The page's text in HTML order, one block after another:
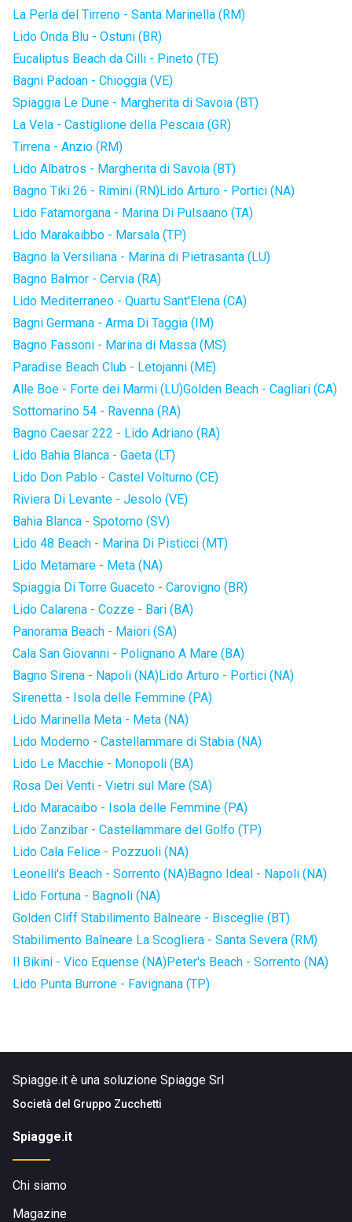
La Perla del Tirreno - Santa Marinella (RM)
Lido Onda Blu - Ostuni (BR)
Eucaliptus Beach da Cilli - Pineto (TE)
Bagni Padoan - Chioggia (VE)
Spiaggia Le Dune - Margherita di Savoia (BT)
La Vela - Castiglione della Pescaia (GR)
Tirrena - Anzio (RM)
Lido Albatros - Margherita di Savoia (BT)
Bagno Tiki 26 - Rimini (RN)Lido Arturo - Portici (NA)
Lido Fatamorgana - Marina Di Pulsaano (TA)
Lido Marakaibbo - Marsala (TP)
Bagno la Versiliana - Marina di Pietrasanta (LU)
Bagno Balmor - Cervia (RA)
Lido Mediterraneo - Quartu Sant'Elena (CA)
Bagni Germana - Arma Di Taggia (IM)
Bagno Fassoni - Marina di Massa (MS)
Paradise Beach Club - Letojanni (ME)
Alle Boe - Forte dei Marmi (LU)Golden Beach - Cagliari (CA)
Sottomarino 54 - Ravenna (RA)
Bagno Caesar 222 - Lido Adriano (RA)
Lido Bahia Blanca - Gaeta (LT)
Lido Don Pablo - Castel Volturno (CE)
Riviera Di Levante - Jesolo (VE)
Bahia Blanca - Spotorno (SV)
Lido 48 Beach - Marina Di Pisticci (MT)
Lido Metamare - Meta (NA)
Spiaggia Di Torre Guaceto - Carovigno (BR)
Lido Calarena - Cozze - Bari (BA)
Panorama Beach - Maiori (SA)
Cala San Giovanni - Polignano A Mare (BA)
Bagno Sirena - Napoli (NA)Lido Arturo - Portici (NA)
Sirenetta - Isola delle Femmine (PA)
Lido Marinella Meta - Meta (NA)
Lido Moderno - Castellammare di Stabia (NA)
Lido Le Macchie - Monopoli (BA)
Rosa Dei Venti - Vietri sul Mare (SA)
Lido Maracaibo - Isola delle Femmine (PA)
Lido Zanzibar - Castellammare del Golfo (TP)
Lido Cala Felice - Pozzuoli (NA)
Leonelli's Beach - Sorrento (NA)Bagno Ideal - Napoli (NA)
Lido Fortuna - Bagnoli (NA)
Golden Cliff Stabilimento Balneare - Bisceglie (BT)
Stabilimento Balneare La Scogliera - Santa Severa (RM)
Il Bikini - Vico Equense (NA)Peter's Beach - Sorrento (NA)
Lido Punta Burrone - Favignana (TP)
Spiagge.it è una soluzione Spiagge Srl
Società del Gruppo Zucchetti
Spiagge.it
Chi siamo
Magazine